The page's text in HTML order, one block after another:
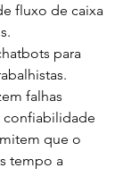
fluxo de caixa
para
falhas
confiabilidade
que o
tempo a